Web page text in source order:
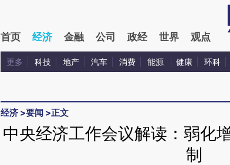
首页 经济 金融 公司 政经 世界 观点
更多 科技 地产 汽车 消费 能源 健康 环科
经济 >要闻 >正文
中央经济工作会议解读：弱化
制